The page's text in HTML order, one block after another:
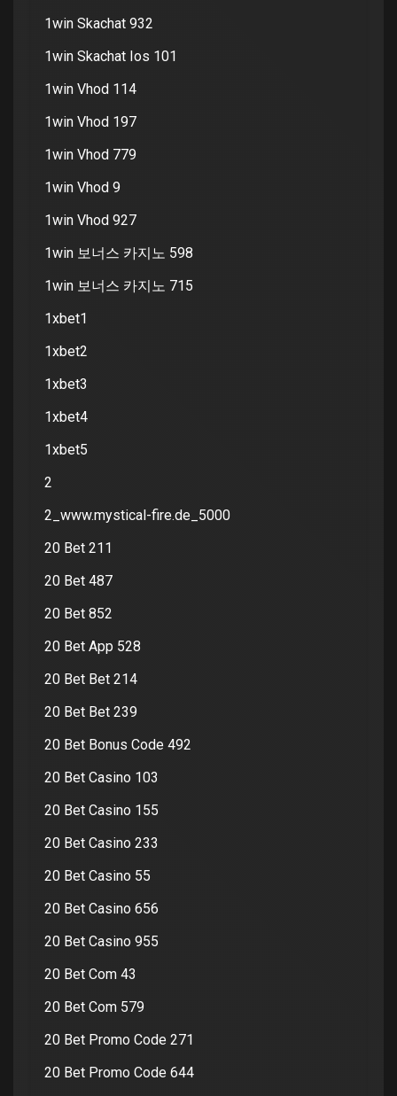
1win Skachat 932
1win Skachat Ios 101
1win Vhod 114
1win Vhod 197
1win Vhod 779
1win Vhod 9
1win Vhod 927
1win 보너스 카지노 598
1win 보너스 카지노 715
1xbet1
1xbet2
1xbet3
1xbet4
1xbet5
2
2_www.mystical-fire.de_5000
20 Bet 211
20 Bet 487
20 Bet 852
20 Bet App 528
20 Bet Bet 214
20 Bet Bet 239
20 Bet Bonus Code 492
20 Bet Casino 103
20 Bet Casino 155
20 Bet Casino 233
20 Bet Casino 55
20 Bet Casino 656
20 Bet Casino 955
20 Bet Com 43
20 Bet Com 579
20 Bet Promo Code 271
20 Bet Promo Code 644